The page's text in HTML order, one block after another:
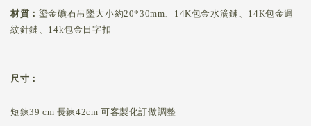
材質： 鎏金礦石吊墜大小約20*30mm、14K包金水滴鏈、14K包金迴
紋針鏈、14k包金日字扣
尺寸：
短鍊39 cm 長鍊42cm 可客製化訂做調整